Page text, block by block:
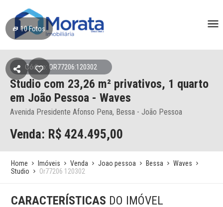
10Fotos
Código: OR77206:120302
Studio com 23,26 m² privativos, 1 quarto
em João Pessoa - Waves
Avenida Presidente Afonso Pena, Bessa - João Pessoa
Venda: R$ 424.495,00
Home Imóveis Venda Joao pessoa Bessa
Waves
Studio
Or77206 120302
CARACTERÍSTICAS DO IMÓVEL